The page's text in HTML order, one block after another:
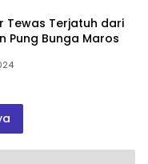
Tewas Terjatuh dari
Pung Bunga Maros